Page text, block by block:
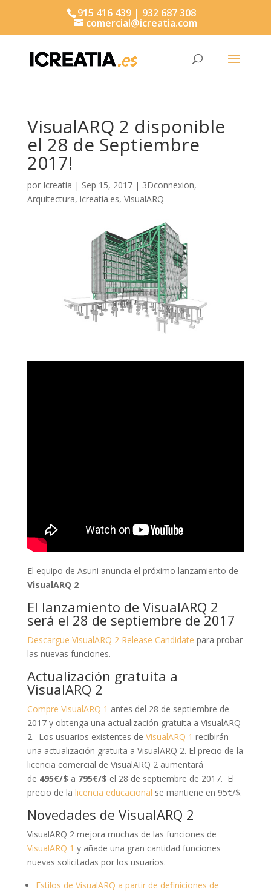
915 416 439 | 932 687 308
comercial@icreatia.com
VisualARQ 2 disponible
el 28 de Septiembre
2017!
por Icreatia | Sep 15, 2017| 3Dconnexion,
Arquitectura, icreatia.es, VisualARQ
El equipo de Asuni anuncia el próximo lanzamiento de
VisualARQ 2
El lanzamiento de VisualARQ 2
será el 28 de septiembre de 2017
Descargue VisualARQ 2 Release Candidate para probar
las nuevas funciones.
Actualización gratuita a
VisualARQ 2
Compre VisualARQ 1 antes del 28 de septiembre de
2017 y obtenga una actualización gratuita a VisualARQ
2. Los usuarios existentes de VisualARQ 1 recibirán
una actualización gratuita a VisualARQ 2. El precio de la
licencia comercial de VisualARQ 2 aumentará
de 495€/$ a 795€/$ el 28 de septiembre de 2017. El
precio de la licencia educacional se mantiene en 95€/$.
Novedades de VisualARQ 2
VisualARQ 2 mejora muchas de las funciones de
VisualARQ 1 y añade una gran cantidad funciones
nuevas solicitadas por los usuarios.
Estilos de VisualARQ a partir de definiciones de